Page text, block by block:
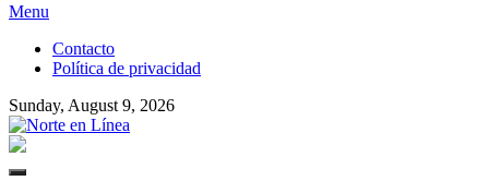
Skip
content
Menu
Contacto
Política de privacidad
Sunday, August 9, 2026
Primary